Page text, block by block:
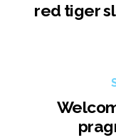
red tiger